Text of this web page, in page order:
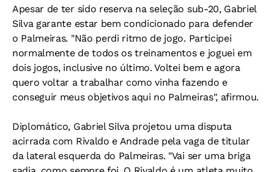
Apesar de ter sido reserva na seleção sub-20, Gabriel
Silva garante estar bem condicionado para defender
o Palmeiras. "Não perdi ritmo de jogo. Participei
normalmente de todos os treinamentos e joguei em
dois jogos, inclusive no último. Voltei bem e agora
quero voltar a trabalhar como vinha fazendo e
conseguir meus objetivos aqui no Palmeiras", afirmou.
Diplomático, Gabriel Silva projetou uma disputa
acirrada com Rivaldo e Andrade pela vaga de titular
da lateral esquerda do Palmeiras. "Vai ser uma briga